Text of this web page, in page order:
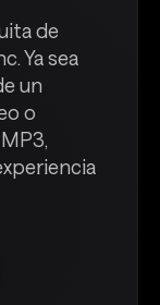
de
Ya sea
un
o